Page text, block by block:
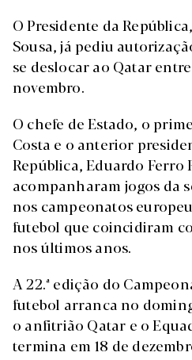
O Presidente da
Sousa, já pediu
se deslocar ao Qatar
novembro.
O chefe de Estado, o
Costa e o anterior
República, Eduardo Ferro
acompanharam jogos da
nos campeonatos
futebol que coincidiram
nos últimos anos.
A 22.ª edição do
futebol arranca no
o anfitrião Qatar e o
termina em 18 de